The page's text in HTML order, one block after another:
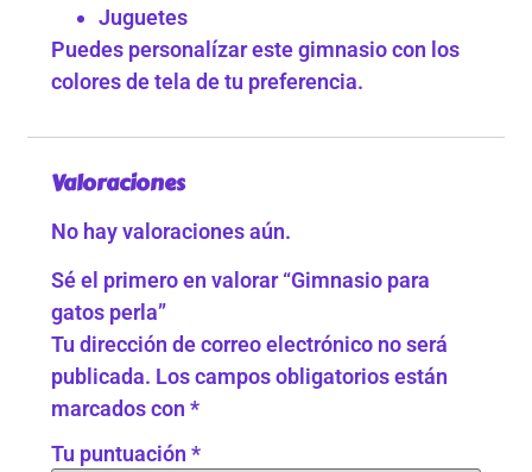
Juguetes
Puedes personalízar este gimnasio con los
colores de tela de tu preferencia.
Valoraciones
No hay valoraciones aún.
Sé el primero en valorar “Gimnasio para
gatos perla”
Tu dirección de correo electrónico no será
publicada. Los campos obligatorios están
marcados con*
Tu puntuación*